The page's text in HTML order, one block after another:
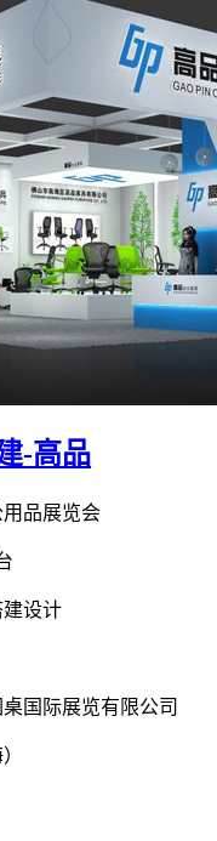
-高品
品展览会
设计
国际展览有限公司